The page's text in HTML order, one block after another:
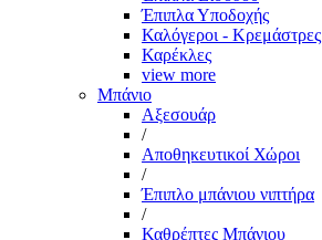
Έπιπλα Υποδοχής
Καλόγεροι - Κρεμάστρες
Καρέκλες
view more
Μπάνιο
Αξεσουάρ
/
Αποθηκευτικοί Χώροι
/
Έπιπλο μπάνιου νιπτήρα
/
Καθρέπτες Μπάνιου